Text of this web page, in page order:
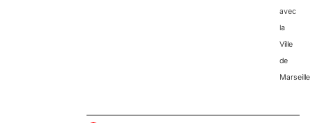
avec
la
Ville
de
Marseille